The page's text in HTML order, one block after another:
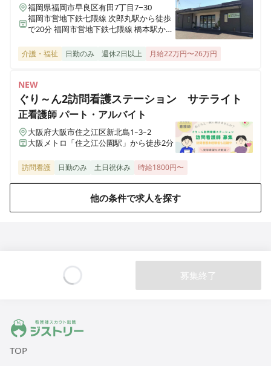
ALSOK介護 デイサービスかたくりの里 相模台
東京都町田市大蔵町482-7
ALSOK介護 デイサービスセンター 遊・戸田
埼玉県戸田市笹目1-13-24
ALSOK介護 デイサービスセンター 遊・志木上宗岡
埼玉県志木市上宗岡3-6-36
ALSOK介護 デイサービスセンター 遊・菖蒲
ALSOK介護 介護付有料老人ホーム アミカの郷戸田
埼玉県戸田市新曽南2-8-15
ALSOK介護 デイサービスセンター 遊・西東京
福岡県福岡市早良区有田7丁目7−30
福岡市営地下鉄七隈線 次郎丸駅から徒歩
で20分 福岡市営地下鉄七隈線 橋本駅から
介護・福祉 日勤のみ 週休2日以上 月給22万円〜26万円
NEW
ぐり～ん2訪問看護ステーション サテライト
正看護師パート・アルバイト
大阪府大阪市住之江区新北島1ｰ3ｰ2
大阪メトロ「住之江公園駅」から徒歩2分
訪問看護 日勤のみ 土日祝休み 時給1800円〜
他の条件で求人を探す
募集終了
ジストリー 看護師の転職マッチング
TOP